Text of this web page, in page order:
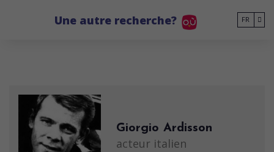
Une autre recherche? FR
Giorgio Ardisson
acteur italien